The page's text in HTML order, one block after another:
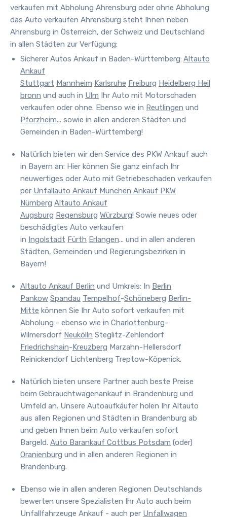
verkaufen mit Abholung Ahrensburg oder ohne Abholung
das Auto verkaufen Ahrensburg steht Ihnen neben
Ahrensburg in Österreich, der Schweiz und Deutschland
in allen Städten zur Verfügung:
Sicherer Autos Ankauf in Baden-Württemberg: Altauto
Ankauf
Stuttgart Mannheim Karlsruhe Freiburg Heidelberg Heil
bronn und auch in Ulm Ihr Auto mit Motorschaden
verkaufen oder ohne. Ebenso wie in Reutlingen und
Pforzheim... sowie in allen anderen Städten und
Gemeinden in Baden-Württemberg!
Natürlich bieten wir den Service des PKW Ankauf auch
in Bayern an: Hier können Sie ganz einfach Ihr
neuwertiges oder Auto mit Getriebeschaden verkaufen
per Unfallauto Ankauf München Ankauf PKW
Nürnberg Altauto Ankauf
Augsburg Regensburg Würzburg! Sowie neues oder
beschädigtes Auto verkaufen
in Ingolstadt Fürth Erlangen... und in allen anderen
Städten, Gemeinden und Regierungsbezirken in
Bayern!
Altauto Ankauf Berlin und Umkreis: In Berlin
Pankow Spandau Tempelhof-Schöneberg Berlin-
Mitte können Sie Ihr Auto sofort verkaufen mit
Abholung - ebenso wie in Charlottenburg-
Wilmersdorf Neukölln Steglitz-Zehlendorf
Friedrichshain-Kreuzberg Marzahn-Hellersdorf
Reinickendorf Lichtenberg Treptow-Köpenick.
Natürlich bieten unsere Partner auch beste Preise
beim Gebrauchtwagenankauf in Brandenburg und
Umfeld an. Unsere Autoaufkäufer holen Ihr Altauto
aus allen Regionen und Städten in Brandenburg ab
und geben Ihnen beim Auto verkaufen sofort
Bargeld. Auto Barankauf Cottbus Potsdam (oder)
Oranienburg und in allen anderen Regionen in
Brandenburg.
Ebenso wie in allen anderen Regionen Deutschlands
bewerten unsere Spezialisten Ihr Auto auch beim
Unfallfahrzeuge Ankauf - auch per Unfallwagen